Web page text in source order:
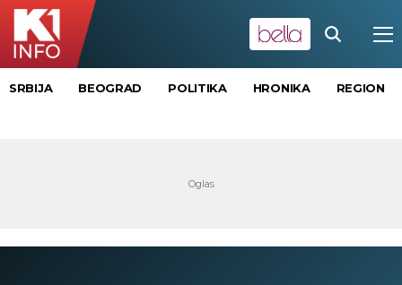
SRBIJA BEOGRAD POLITIKA HRONIKA REGION